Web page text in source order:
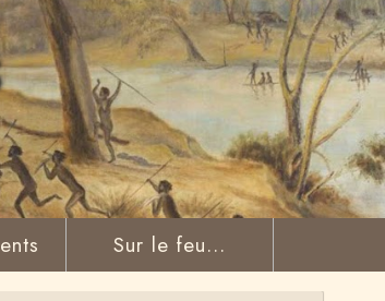
Sur le feu...